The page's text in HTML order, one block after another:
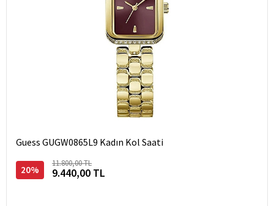
Guess GUGW0865L9 Kadın Kol Saati
20%
11.800,00 TL
9.440,00 TL